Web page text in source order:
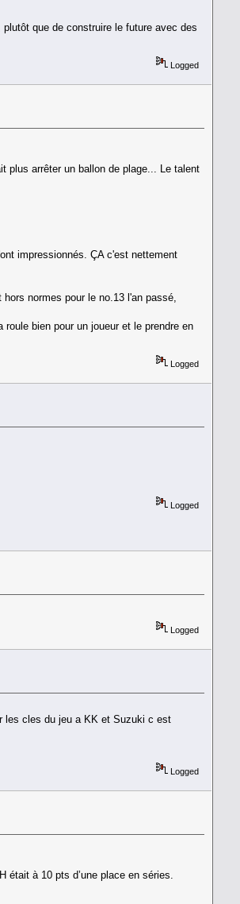
que de construire le future avec des
Logged
plus arrêter un ballon de plage... Le talent
impressionnés. ÇA c'est nettement
normes pour le no.13 l'an passé,
bien pour un joueur et le prendre en
Logged
Logged
Logged
les cles du jeu a KK et Suzuki c est
Logged
était à 10 pts d’une place en séries.